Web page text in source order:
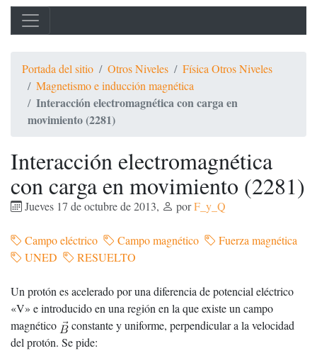
Portada del sitio Otros Niveles
Física Otros Niveles
Magnetismo e inducción magnética
Interacción electromagnética con carga en
movimiento (2281)
Interacción electromagnética
con carga en movimiento (2281)
Jueves 17 de octubre de 2013, porF_y_Q
Campo eléctrico Campo magnético
Fuerza magnética
UNED
RESUELTO
Un protón es acelerado por una diferencia de potencial eléctrico
«V» e introducido en una región en la que existe un campo
magnético
constante y uniforme, perpendicular a la velocidad
del protón. Se pide: